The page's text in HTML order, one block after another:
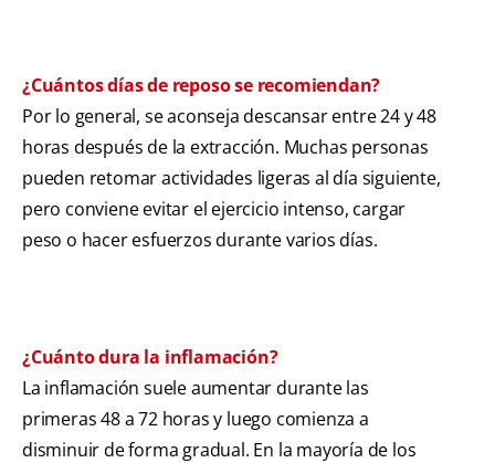
¿Cuántos días de reposo se recomiendan?
Por lo general, se aconseja descansar entre 24 y 48
horas después de la extracción. Muchas personas
pueden retomar actividades ligeras al día siguiente,
pero conviene evitar el ejercicio intenso, cargar
peso o hacer esfuerzos durante varios días.
¿Cuánto dura la inflamación?
La inflamación suele aumentar durante las
primeras 48 a 72 horas y luego comienza a
disminuir de forma gradual. En la mayoría de los